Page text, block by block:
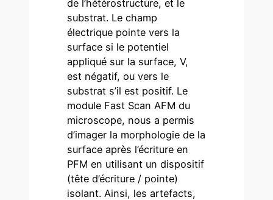
de l’hétérostructure, et le
substrat. Le champ
électrique pointe vers la
surface si le potentiel
appliqué sur la surface, V,
est négatif, ou vers le
substrat s’il est positif. Le
module Fast Scan AFM du
microscope, nous a permis
d’imager la morphologie de la
surface après l’écriture en
PFM en utilisant un dispositif
(tête d’écriture / pointe)
isolant. Ainsi, les artefacts,